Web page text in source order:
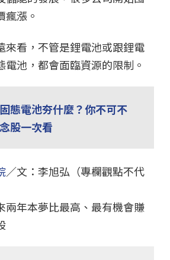
瘋漲。
來看，不管是鋰電池或跟鋰電
電池，都會面臨資源的限制。
態電池夯什麼？你不可不
股一次看
／文：李旭弘（專欄觀點不代
兩年本夢比最高、最有機會賺